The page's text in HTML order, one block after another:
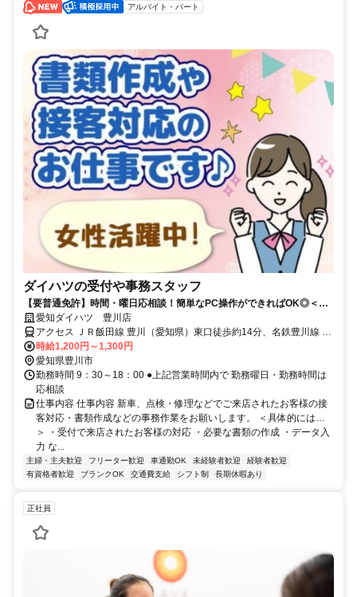
アルバイト・パート
ダイハツの受付や事務スタッフ
【要普通免許】時間・曜日応相談！簡単なPC操作ができればOK◎＜長
期休暇有＞
愛知ダイハツ 豊川店
アクセス ＪＲ飯田線 豊川（愛知県）東口徒歩約14分、名鉄豊川線 豊
川稲荷徒歩約15分、名鉄豊川線 稲荷口徒歩約23分 JR「豊川駅」から
車で5分
時給1,200円～1,300円
愛知県豊川市
勤務時間 9：30～18：00 ●上記営業時間内で 勤務曜日・勤務時間は
応相談
仕事内容 仕事内容 新車、点検・修理などでご来店されたお客様の接
客対応・書類作成などの事務作業をお願いします。 ＜具体的には…
＞ ・受付で来店されたお客様の対応 ・必要な書類の作成 ・データ入
力 な...
主婦・主夫歓迎 フリーター歓迎 車通勤OK 未経験者歓迎
経験者歓迎
有資格者歓迎
ブランクOK 交通費支給 シフト制 長期休暇あり
正社員